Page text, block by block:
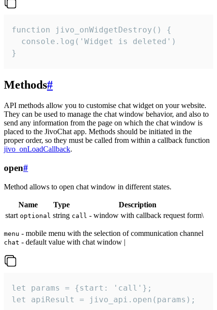
function jivo_onWidgetDestroy() {
  console.log('Widget is deleted')
}
Methods#
API methods allow you to customise chat widget on your website.
They can be used to manage the chat window behavior, and also to
send any information from the page on which the chat window is
placed to the JivoChat app. Methods should be initiated in the
proper order, so they must be called from within a callback function
jivo_onLoadCallback.
open#
Method allows to open chat window in different states.
Name Type
Description
start optional string call - window with callback request form\
menu - mobile menu with the selection of communication channel
chat - default value with chat window |
let params = {start: 'call'};
let apiResult = jivo_api.open(params);